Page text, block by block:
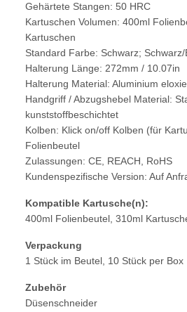
Gehärtete Stangen: 50 HRC
Kartuschen Volumen: 400ml
Kartuschen
Standard Farbe: Schwarz;
Halterung Länge: 272mm / 10.07in
Halterung Material: Aluminium
Handgriff / Abzugshebel Material:
kunststoffbeschichtet
Kolben: Klick on/off Kolben (für
Folienbeutel
Zulassungen: CE, REACH, RoHS
Kundenspezifische Version: Auf
Kompatible Kartusche(n):
400ml Folienbeutel, 310ml
Verpackung
1 Stück im Beutel, 10 Stück per Box
Zubehör
Düsenschneider